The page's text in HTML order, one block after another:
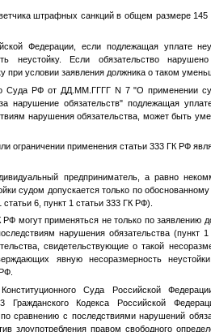
штрафных санкций в общем размере 145
Федерации, если подлежащая уплате
неустойку. Если обязательство
при условии заявления должника о таком
Суда РФ от ДД.ММ.ГГГГN 7 "О применении
нарушение обязательств" подлежащая
нарушения обязательства, может быть
ограничении применения статьи 333 ГК РФ
предприниматель, а равно
судом допускается только по обоснованному
6, пункт 1 статьи 333 ГК РФ).
могут применяться не только по заявлению
нарушения обязательства
свидетельствующие о такой
явную несоразмерность
Суда Российской
Гражданского Кодекса Российской
сравнению с последствиями нарушений
злоупотребления правом свободного